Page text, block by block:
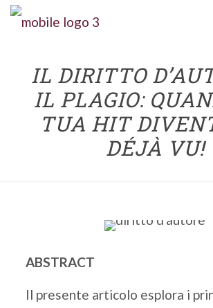
IL DIRITTO
IL PLAGIO:
TUA HIT
DÉJÀ VU!
ABSTRACT
Il presente articolo esplora i